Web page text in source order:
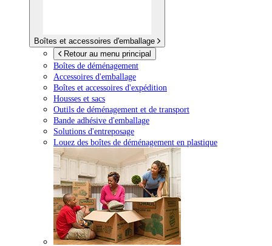
Boîtes et accessoires d'emballage
Retour au menu principal
Boîtes de déménagement
Accessoires d'emballage
Boîtes et accessoires d'expédition
Housses et sacs
Outils de déménagement et de transport
Bande adhésive d'emballage
Solutions d'entreposage
Louez des boîtes de déménagement en plastique